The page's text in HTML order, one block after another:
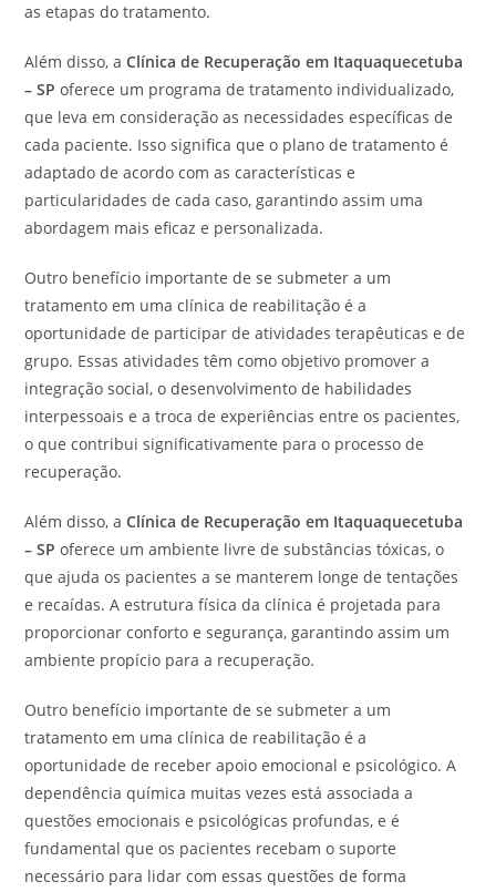
as etapas do tratamento.
Além disso, aClínica de Recuperação em Itaquaquecetuba
– SP oferece um programa de tratamento individualizado,
que leva em consideração as necessidades específicas de
cada paciente. Isso significa que o plano de tratamento é
adaptado de acordo com as características e
particularidades de cada caso, garantindo assim uma
abordagem mais eficaz e personalizada.
Outro benefício importante de se submeter a um
tratamento em uma clínica de reabilitação é a
oportunidade de participar de atividades terapêuticas e de
grupo. Essas atividades têm como objetivo promover a
integração social, o desenvolvimento de habilidades
interpessoais e a troca de experiências entre os pacientes,
o que contribui significativamente para o processo de
recuperação.
Além disso, aClínica de Recuperação em Itaquaquecetuba
– SP oferece um ambiente livre de substâncias tóxicas, o
que ajuda os pacientes a se manterem longe de tentações
e recaídas. A estrutura física da clínica é projetada para
proporcionar conforto e segurança, garantindo assim um
ambiente propício para a recuperação.
Outro benefício importante de se submeter a um
tratamento em uma clínica de reabilitação é a
oportunidade de receber apoio emocional e psicológico. A
dependência química muitas vezes está associada a
questões emocionais e psicológicas profundas, e é
fundamental que os pacientes recebam o suporte
necessário para lidar com essas questões de forma